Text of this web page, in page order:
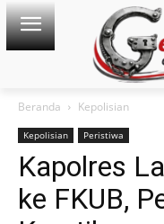
Beranda Kepolisian
Kepolisian Peristiwa
Kapolres
ke FKUB,